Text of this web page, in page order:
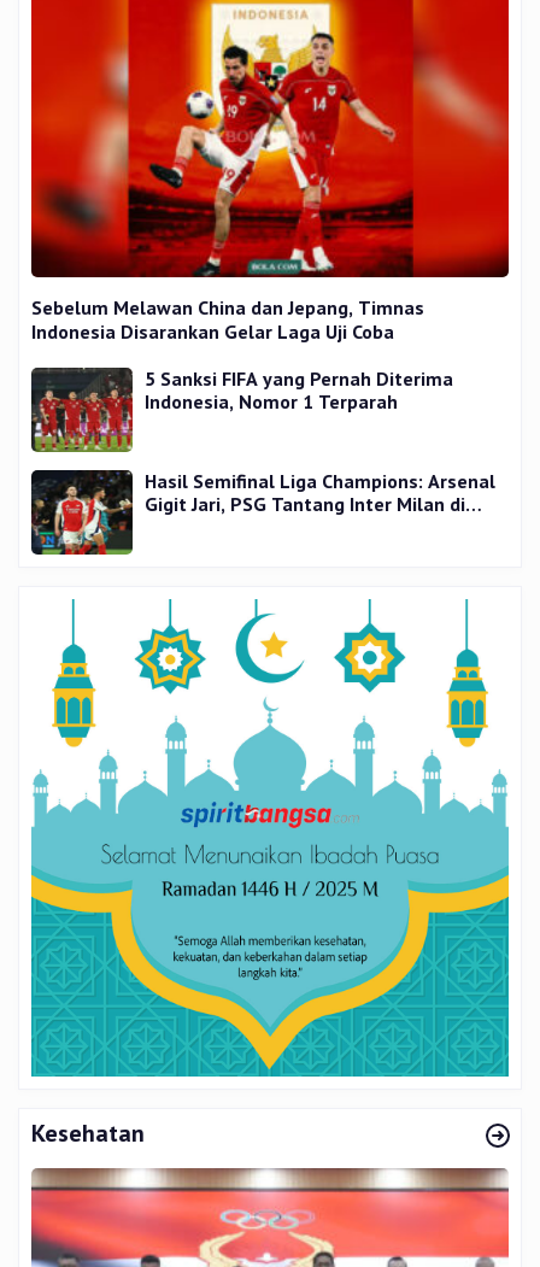
Sebelum Melawan China dan Jepang, Timnas
Indonesia Disarankan Gelar Laga Uji Coba
5 Sanksi FIFA yang Pernah Diterima
Indonesia, Nomor 1 Terparah
Hasil Semifinal Liga Champions: Arsenal
Gigit Jari, PSG Tantang Inter Milan di
Kesehatan